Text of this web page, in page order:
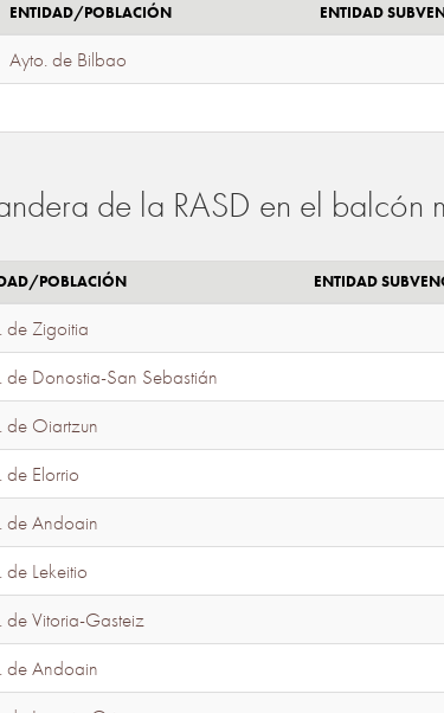
ENTIDAD/POBLACIÓN ENTIDAD
Ayto. de Bilbao
de la RASD en el balcón
POBLACIÓN ENTIDAD
de Zigoitia
de Donostia-San Sebastián
de Oiartzun
de Elorrio
de Andoain
de Lekeitio
de Vitoria-Gasteiz
de Andoain